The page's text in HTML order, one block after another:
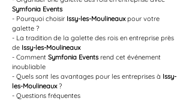
Symfonia Events
- Pourquoi choisir Issy-les-Moulineaux pour votre
galette ?
- La tradition de la galette des rois en entreprise près
de Issy-les-Moulineaux
- Comment Symfonia Events rend cet événement
inoubliable
- Quels sont les avantages pour les entreprises à Issy-
les-Moulineaux ?
- Questions fréquentes